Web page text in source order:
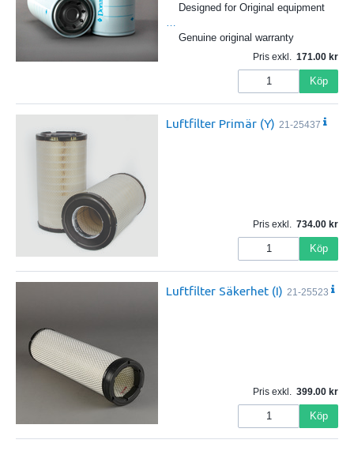
Designed for Original equipment
Genuine original warranty
Pris exkl. 171.00
Köp
Luftfilter Primär (Y) 21-25437
Pris exkl. 734.00
Köp
Luftfilter Säkerhet (I) 21-25523
Pris exkl. 399.00
Köp